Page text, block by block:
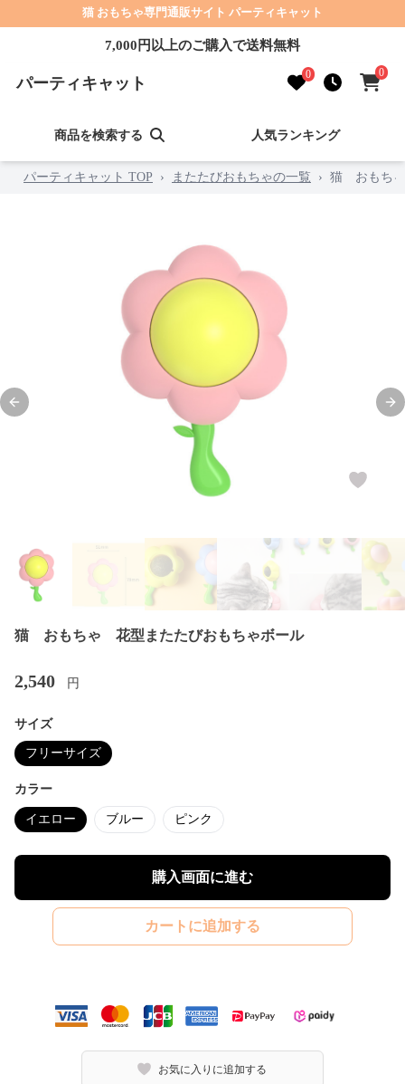
猫 おもちゃ専門通販サイト パーティキャット
7,000円以上のご購入で送料無料
パーティキャット 0 0
商品を検索する 人気ランキング
パーティキャット TOP › またたびおもちゃの一覧 › 猫 おもち
Previous slide
猫 おもちゃ 花型またたびおもちゃボール
2,540 円
サイズ
フリーサイズ
カラー
イエロー ブルー ピンク
購入画面に進む
カートに追加する
お気に入りに追加する